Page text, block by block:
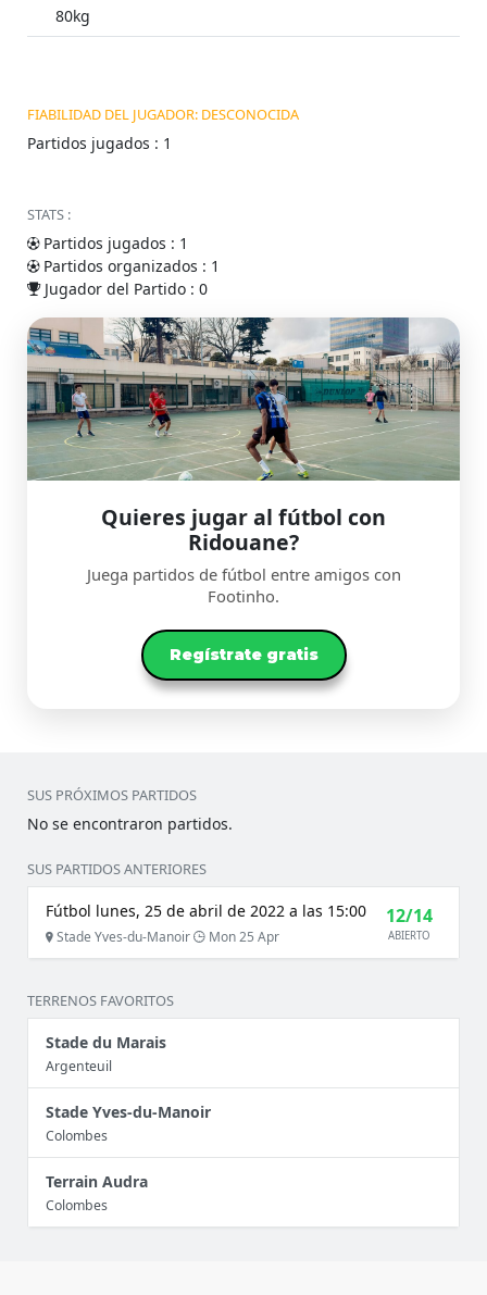
80kg
FIABILIDAD DEL JUGADOR: DESCONOCIDA
Partidos jugados : 1
STATS :
Partidos jugados : 1
Partidos organizados : 1
Jugador del Partido : 0
Quieres jugar al fútbol con
Ridouane?
Juega partidos de fútbol entre amigos con
Footinho.
Regístrate gratis
SUS PRÓXIMOS PARTIDOS
No se encontraron partidos.
SUS PARTIDOS ANTERIORES
Fútbol lunes, 25 de abril de 2022 a las 15:00
Stade Yves-du-Manoir Mon 25 Apr
12/14
ABIERTO
TERRENOS FAVORITOS
Stade du Marais
Argenteuil
Stade Yves-du-Manoir
Colombes
Terrain Audra
Colombes